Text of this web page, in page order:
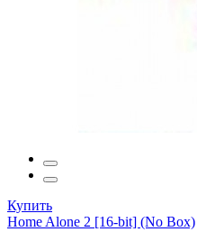
Купить
Home Alone 2 [16-bit] (No Box)